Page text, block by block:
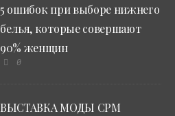
5 ошибок при выборе нижнего
белья, которые совершают
90% женщин
0
ВЫСТАВКА МОДЫ CPM